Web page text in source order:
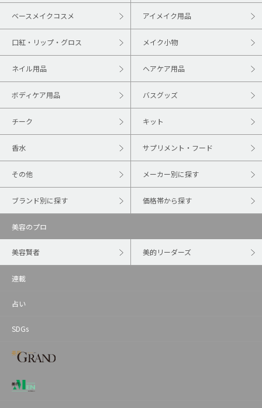
ベースメイクコスメ アイメイク用品
口紅・リップ・グロス メイク小物
ネイル用品 ヘアケア用品
ボディケア用品 バスグッズ
チーク キット
香水 サプリメント・フード
その他 メーカー別に探す
ブランド別に探す 価格帯から探す
美容のプロ
美容賢者 美的リーダーズ
連載
占い
SDGs